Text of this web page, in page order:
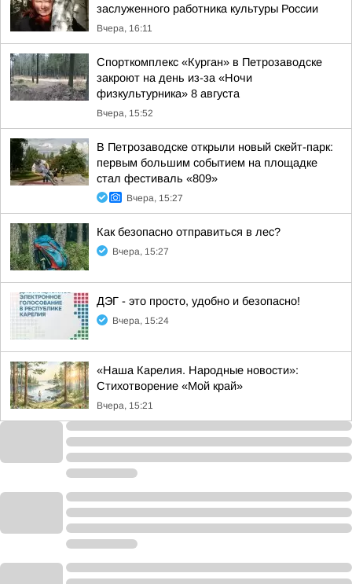
заслуженного работника культуры России
Вчера, 16:11
Спорткомплекс «Курган» в Петрозаводске
закроют на день из-за «Ночи
физкультурника» 8 августа
Вчера, 15:52
В Петрозаводске открыли новый скейт-парк:
первым большим событием на площадке
стал фестиваль «809»
Вчера, 15:27
Как безопасно отправиться в лес?
Вчера, 15:27
ДЭГ - это просто, удобно и безопасно!
Вчера, 15:24
«Наша Карелия. Народные новости»:
Стихотворение «Мой край»
Вчера, 15:21